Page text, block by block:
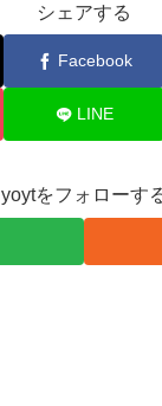
シェアする
Facebook
LINE
yoytをフォローす